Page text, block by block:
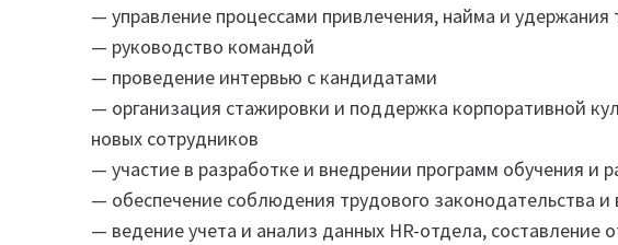
— управление процессами привлечения, найма и удержания
— руководство командой
— проведение интервью с кандидатами
— организация стажировки и поддержка корпоративной
новых сотрудников
— участие в разработке и внедрении программ обучения и
— обеспечение соблюдения трудового законодательства
— ведение учета и анализ данных HR-отдела, составление